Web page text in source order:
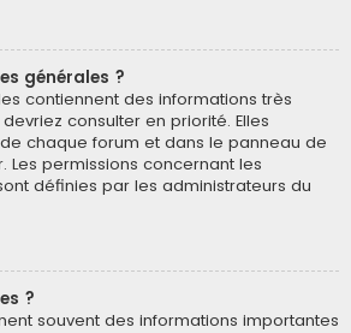
générales ?
contiennent des informations très
consulter en priorité. Elles
chaque forum et dans le panneau de
Les permissions concernant les
définies par les administrateurs du
?
souvent des informations importantes